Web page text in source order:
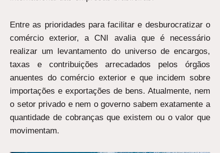
Entre as prioridades para facilitar e desburocratizar o
comércio exterior, a CNI avalia que é necessário
realizar um levantamento do universo de encargos,
taxas e contribuições arrecadados pelos órgãos
anuentes do comércio exterior e que incidem sobre
importações e exportações de bens. Atualmente, nem
o setor privado e nem o governo sabem exatamente a
quantidade de cobranças que existem ou o valor que
movimentam.